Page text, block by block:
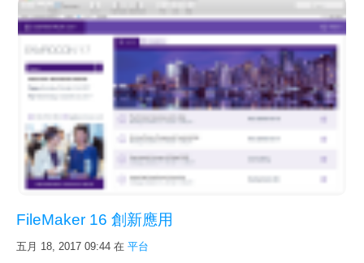
FileMaker 16 創新應用
五月 18, 2017 09:44 在 平台